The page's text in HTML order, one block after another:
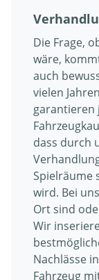
Die Frage,
wäre,
auch
vielen
garantieren
dass durch
Spielräume
wird. Bei
Ort sind
Wir
Nachlässe
Fahrzeug